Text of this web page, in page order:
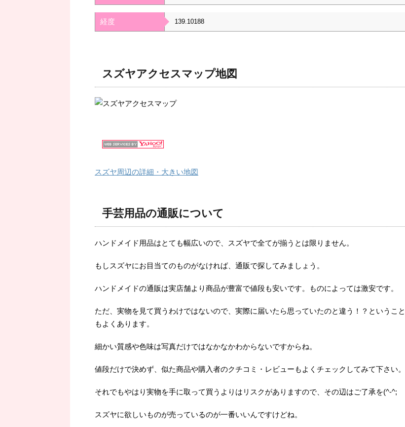
経度 139.10188
スズヤアクセスマップ地図
スズヤ周辺の詳細・大きい地図
手芸用品の通販について
ハンドメイド用品はとても幅広いので、スズヤで全てが揃うとは限りません。
もしスズヤにお目当てのものがなければ、通販で探してみましょう。
ハンドメイドの通販は実店舗より商品が豊富で値段も安いです。ものによっては激安です。
ただ、実物を見て買うわけではないので、実際に届いたら思っていたのと違う！？ということ
もよくあります。
細かい質感や色味は写真だけではなかなかわからないですからね。
値段だけで決めず、似た商品や購入者のクチコミ・レビューもよくチェックしてみて下さい。
それでもやはり実物を手に取って買うよりはリスクがありますので、その辺はご了承を(^-^;
スズヤに欲しいものが売っているのが一番いいんですけどね。